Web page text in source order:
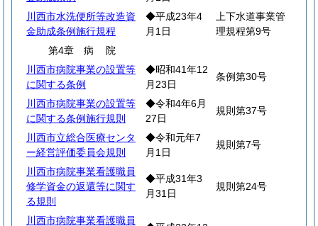
川西市水洗便所等改造資
金助成条例施行規程
◆平成23年4
月1日
上下水道事業管
理規程第9号
第4章 病
院
川西市病院事業の設置等
に関する条例
◆昭和41年12
月23日
条例第30号
川西市病院事業の設置等
に関する条例施行規則
◆令和4年6月
27日
規則第37号
川西市立総合医療センタ
ー経営評価委員会規則
◆令和元年7
月1日
規則第7号
川西市病院事業看護職員
修学資金の返還等に関す
る規則
◆平成31年3
月31日
規則第24号
川西市病院事業看護職員